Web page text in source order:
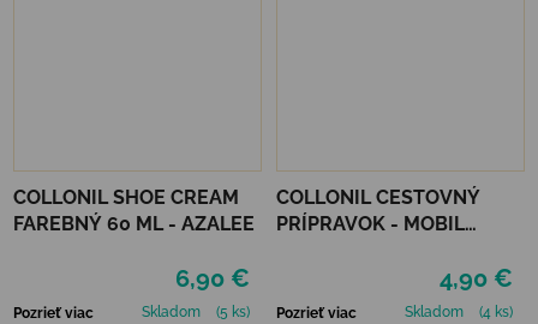
COLLONIL SHOE CREAM
FAREBNÝ 60 ML - AZALEE
6,90 €
Pozrieť viac Skladom (5 ks)
COLLONIL CESTOVNÝ
PRÍPRAVOK - MOBIL
4,90 €
Pozrieť viac Skladom (4 ks)